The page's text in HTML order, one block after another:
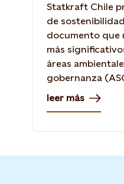
Statkraft Chile
de
documento que
más
áreas
gobernanza
leer más